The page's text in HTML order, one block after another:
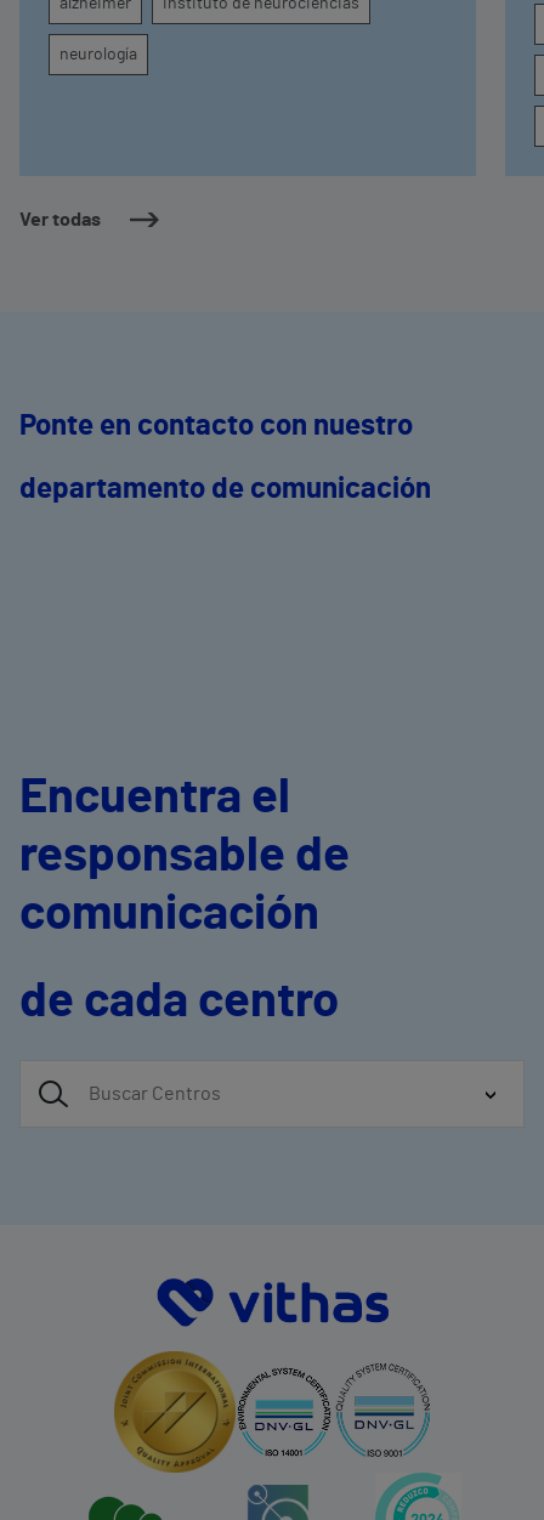
Ver todas
neurología
Ponte en contacto con nuestro
departamento de comunicación
Encuentra el
responsable de
comunicación
de cada centro